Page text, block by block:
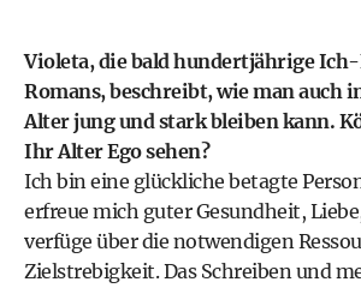
Violeta, die bald hundertjährige
Romans, beschreibt, wie man auch
Alter jung und stark bleiben kann.
Ihr Alter Ego sehen?
Ich bin eine glückliche betagte
erfreue mich guter Gesundheit,
verfüge über die notwendigen
Zielstrebigkeit. Das Schreiben und